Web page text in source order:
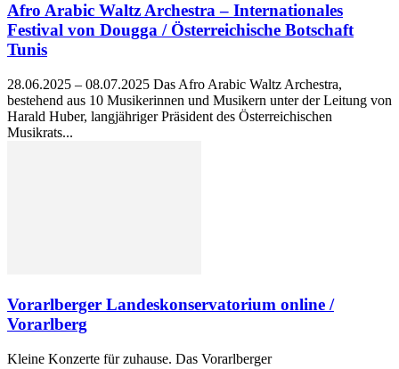
Afro Arabic Waltz Archestra – Internationales
Festival von Dougga / Österreichische Botschaft
Tunis
28.06.2025 – 08.07.2025 Das Afro Arabic Waltz Archestra,
bestehend aus 10 Musikerinnen und Musikern unter der Leitung von
Harald Huber, langjähriger Präsident des Österreichischen
Musikrats...
Vorarlberger Landeskonservatorium online /
Vorarlberg
Kleine Konzerte für zuhause. Das Vorarlberger